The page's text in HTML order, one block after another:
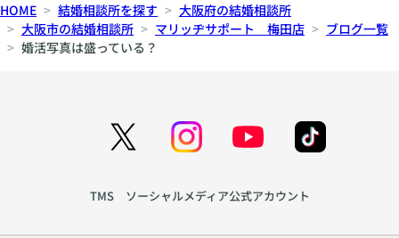
HOME 結婚相談所を探す
大阪府の結婚相談所
大阪市の結婚相談所
マリッヂサポート 梅田店
ブログ一覧
婚活写真は盛っている？
TMS ソーシャルメディア公式アカウント